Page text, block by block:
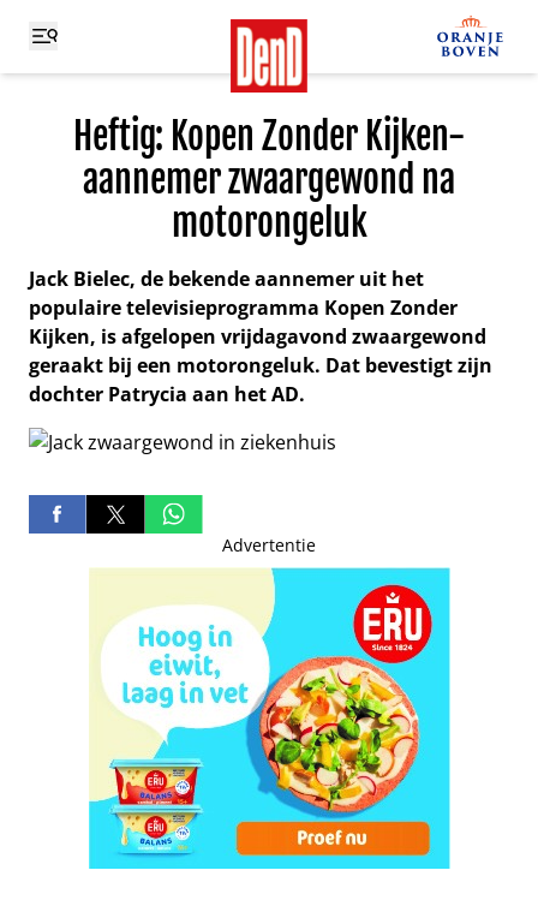
Heftig: Kopen Zonder Kijken-
aannemer zwaargewond na
motorongeluk
Jack Bielec, de bekende aannemer uit het
populaire televisieprogramma Kopen Zonder
Kijken, is afgelopen vrijdagavond zwaargewond
geraakt bij een motorongeluk. Dat bevestigt zijn
dochter Patrycia aan het AD.
Advertentie